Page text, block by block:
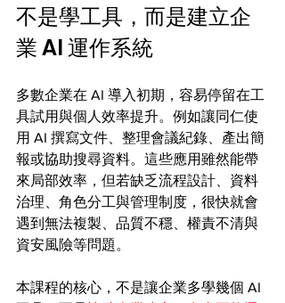
不是學工具，而是建立企
業 AI 運作系統
多數企業在 AI 導入初期，容易停留在工
具試用與個人效率提升。例如讓同仁使
用 AI 撰寫文件、整理會議紀錄、產出簡
報或協助搜尋資料。這些應用雖然能帶
來局部效率，但若缺乏流程設計、資料
治理、角色分工與管理制度，很快就會
遇到無法複製、品質不穩、權責不清與
資安風險等問題。
本課程的核心，不是讓企業多學幾個 AI